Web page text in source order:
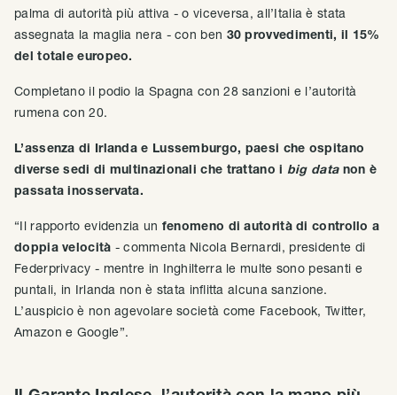
palma di autorità più attiva - o viceversa, all’Italia è stata
assegnata la maglia nera - con ben 30 provvedimenti, il 15%
del totale europeo.
Completano il podio la Spagna con 28 sanzioni e l’autorità
rumena con 20.
L’assenza di Irlanda e Lussemburgo, paesi che ospitano
diverse sedi di multinazionali che trattano i big datanon è
passata inosservata.
“Il rapporto evidenzia un fenomeno di autorità di controllo a
doppia velocità - commenta Nicola Bernardi, presidente di
Federprivacy - mentre in Inghilterra le multe sono pesanti e
puntali, in Irlanda non è stata inflitta alcuna sanzione.
L’auspicio è non agevolare società come Facebook, Twitter,
Amazon e Google”.